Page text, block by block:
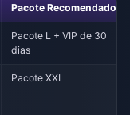
Pacote Recomendado
Pacote L + VIP de 30
dias
Pacote XXL